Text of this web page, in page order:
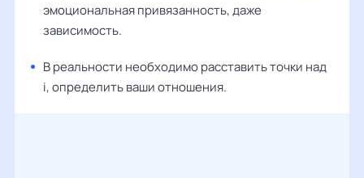
эмоциональная привязанность, даже
зависимость.
В реальности необходимо расставить точки над
i, определить ваши отношения.